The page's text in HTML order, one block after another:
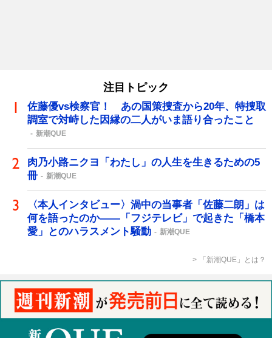
注目トピック
佐藤優vs検察官！ あの国策捜査から20年、特捜取
調室で対峙した因縁の二人がいま語り合ったこと
新潮QUE
肉乃小路ニクヨ「わたし」の人生を生きるための5
冊
新潮QUE
〈本人インタビュー〉渦中の当事者「佐藤二朗」は
何を語ったのか――「フジテレビ」で起きた「橋本
愛」とのハラスメント騒動
新潮QUE
「新潮QUE」とは？